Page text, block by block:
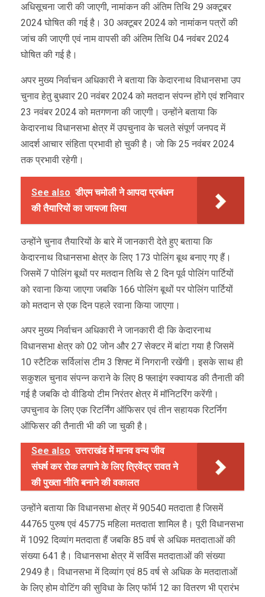
अधिसूचना जारी की जाएगी, नामांकन की अंतिम तिथि 29 अक्टूबर
2024 घोषित की गई है। 30 अक्टूबर 2024 को नामांकन पत्रों की
जांच की जाएगी एवं नाम वापसी की अंतिम तिथि 04 नवंबर 2024
घोषित की गई है।
अपर मुख्य निर्वाचन अधिकारी ने बताया कि केदारनाथ विधानसभा उप
चुनाव हेतु बुधवार 20 नवंबर 2024 को मतदान संपन्न होंगे एवं शनिवार
23 नवंबर 2024 को मतगणना की जाएगी। उन्होंने बताया कि
केदारनाथ विधानसभा क्षेत्र में उपचुनाव के चलते संपूर्ण जनपद में
आदर्श आचार संहिता प्रभावी हो चुकी है। जो कि 25 नवंबर 2024
तक प्रभावी रहेगी।
See also डीएम चमोली ने आपदा प्रबंधन
की तैयारियों का जायजा लिया
उन्होंने चुनाव तैयारियों के बारे में जानकारी देते हुए बताया कि
केदारनाथ विधानसभा क्षेत्र के लिए 173 पोलिंग बूथ बनाए गए हैं।
जिसमें 7 पोलिंग बूथों पर मतदान तिथि से 2 दिन पूर्व पोलिंग पार्टियों
को रवाना किया जाएगा जबकि 166 पोलिंग बूथों पर पोलिंग पार्टियों
को मतदान से एक दिन पहले रवाना किया जाएगा।
अपर मुख्य निर्वाचन अधिकारी ने जानकारी दी कि केदारनाथ
विधानसभा क्षेत्र को 02 जोन और 27 सेक्टर में बांटा गया है जिसमें
10 स्टैटिक सर्विलांस टीम 3 शिफ्ट में निगरानी रखेंगी। इसके साथ ही
सकुशल चुनाव संपन्न कराने के लिए 8 फ्लाइंग स्क्वायड की तैनाती की
गई है जबकि दो वीडियो टीम निरंतर क्षेत्र में मॉनिटरिंग करेंगी।
उपचुनाव के लिए एक रिटर्निंग ऑफिसर एवं तीन सहायक रिटर्निग
ऑफिसर की तैनाती भी की जा चुकी है।
See also उत्तराखंड में मानव वन्य जीव
संघर्ष कर रोक लगाने के लिए त्रिवेंद्र रावत ने
की पुख्ता नीति बनाने की वकालत
उन्होंने बताया कि विधानसभा क्षेत्र में 90540 मतदाता है जिसमें
44765 पुरुष एवं 45775 महिला मतदाता शामिल है। पूरी विधानसभा
में 1092 दिव्यांग मतदाता हैं जबकि 85 वर्ष से अधिक मतदाताओं की
संख्या 641 है। विधानसभा क्षेत्र में सर्विस मतदाताओं की संख्या
2949 है। विधानसभा में दिव्यांग एवं 85 वर्ष से अधिक के मतदाताओं
के लिए होम वोटिंग की सुविधा के लिए फॉर्म 12 का वितरण भी प्रारंभ